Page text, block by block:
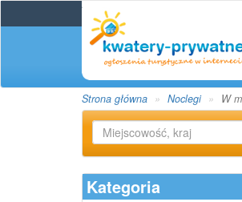
Strona główna Noclegi W
Kategoria